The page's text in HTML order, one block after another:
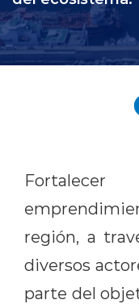
región, a
diversos
parte del